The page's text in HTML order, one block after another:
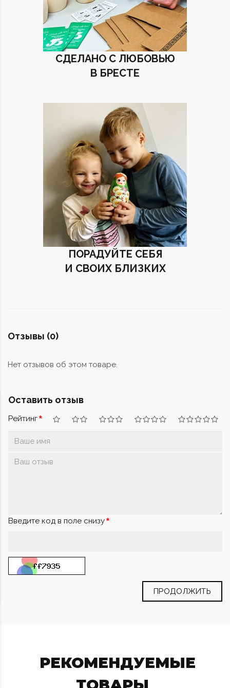
СДЕЛАНО С ЛЮБОВЬЮ
В БРЕСТЕ
ПОРАДУЙТЕ СЕБЯ
И СВОИХ БЛИЗКИХ
Отзывы (0)
Нет отзывов об этом товаре.
Оставить отзыв
Рейтинг
Введите код в поле снизу
ПРОДОЛЖИТЬ
РЕКОМЕНДУЕМЫЕ